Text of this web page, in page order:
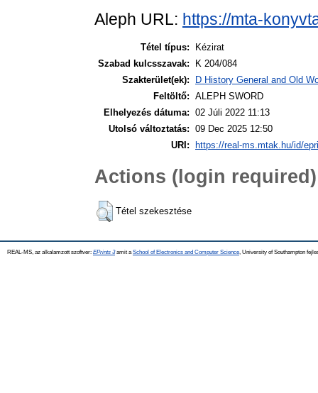
Aleph URL: https://mta-
Tétel típus:
Kézirat
Szabad kulcsszavak:
K 204/084
Szakterület(ek):
D History General and Old
Feltöltő: ALEPH SWORD
Elhelyezés dátuma: 02 Júli 2022 11:13
Utolsó változtatás: 09 Dec 2025 12:50
URI:
https://real-ms.mtak.hu/id/
Actions (login required)
Tétel szekesztése
REAL-MS, az alkalamzott szoftver: EPrints 3amit a School of Electronics and Computer Science , University of Southampton